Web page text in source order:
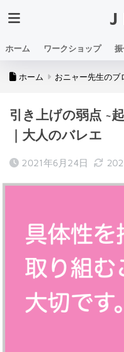
ホーム ワークショップ
ホーム おニャー先生のブ
引き上げの弱点 ~
｜大人のバレエ
2021年6月24日